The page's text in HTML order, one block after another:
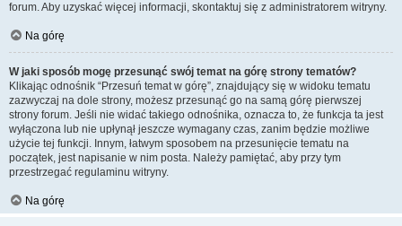
forum. Aby uzyskać więcej informacji, skontaktuj się z administratorem witryny.
Na górę
W jaki sposób mogę przesunąć swój temat na górę strony tematów?
Klikając odnośnik “Przesuń temat w górę”, znajdujący się w widoku tematu
zazwyczaj na dole strony, możesz przesunąć go na samą górę pierwszej
strony forum. Jeśli nie widać takiego odnośnika, oznacza to, że funkcja ta jest
wyłączona lub nie upłynął jeszcze wymagany czas, zanim będzie możliwe
użycie tej funkcji. Innym, łatwym sposobem na przesunięcie tematu na
początek, jest napisanie w nim posta. Należy pamiętać, aby przy tym
przestrzegać regulaminu witryny.
Na górę